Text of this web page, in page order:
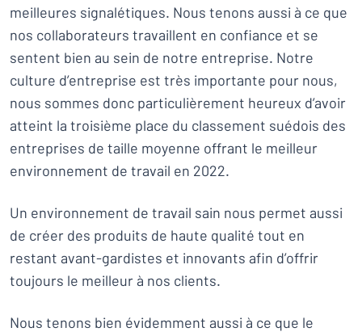
meilleures signalétiques. Nous tenons aussi à ce que
nos collaborateurs travaillent en confiance et se
sentent bien au sein de notre entreprise. Notre
culture d’entreprise est très importante pour nous,
nous sommes donc particulièrement heureux d’avoir
atteint la troisième place du classement suédois des
entreprises de taille moyenne offrant le meilleur
environnement de travail en 2022.
Un environnement de travail sain nous permet aussi
de créer des produits de haute qualité tout en
restant avant-gardistes et innovants afin d’offrir
toujours le meilleur à nos clients.
Nous tenons bien évidemment aussi à ce que le